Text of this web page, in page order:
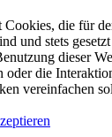
Cookies, die für
und stets
dieser
die
vereinfachen